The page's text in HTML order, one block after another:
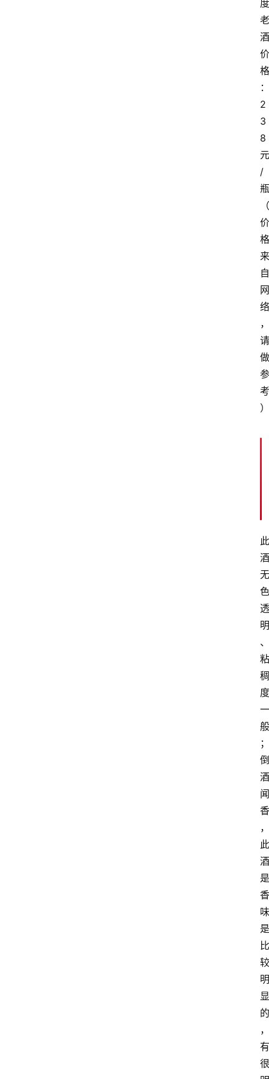
度
老
酒
价
格
：
2
3
8
元
/
瓶
（
价
格
来
自
网
络
，
请
做
参
考
）
此
酒
无
色
透
明
、
粘
稠
度
一
般
；
倒
酒
闻
香
，
此
酒
是
香
味
是
比
较
明
显
的
，
有
很